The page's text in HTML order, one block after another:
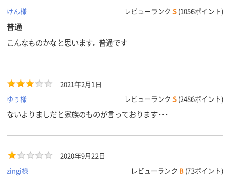
けん様
レビューランク S (1056ポイント)
普通
こんなものかなと思います。普通です
2021年2月1日
ゆぅ様
レビューランク S (2486ポイント)
ないよりましだと家族のものが言っております・・・
2020年9月22日
zingi様
レビューランク B (73ポイント)